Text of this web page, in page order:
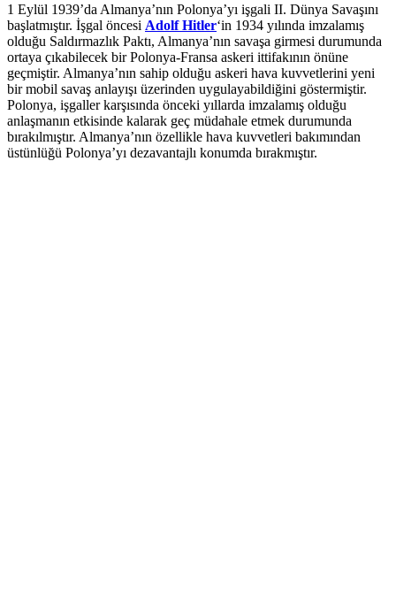
1 Eylül 1939’da Almanya’nın Polonya’yı işgali II. Dünya Savaşını
başlatmıştır. İşgal öncesi Adolf Hitler‘in 1934 yılında imzalamış
olduğu Saldırmazlık Paktı, Almanya’nın savaşa girmesi durumunda
ortaya çıkabilecek bir Polonya-Fransa askeri ittifakının önüne
geçmiştir. Almanya’nın sahip olduğu askeri hava kuvvetlerini yeni
bir mobil savaş anlayışı üzerinden uygulayabildiğini göstermiştir.
Polonya, işgaller karşısında önceki yıllarda imzalamış olduğu
anlaşmanın etkisinde kalarak geç müdahale etmek durumunda
bırakılmıştır. Almanya’nın özellikle hava kuvvetleri bakımından
üstünlüğü Polonya’yı dezavantajlı konumda bırakmıştır.